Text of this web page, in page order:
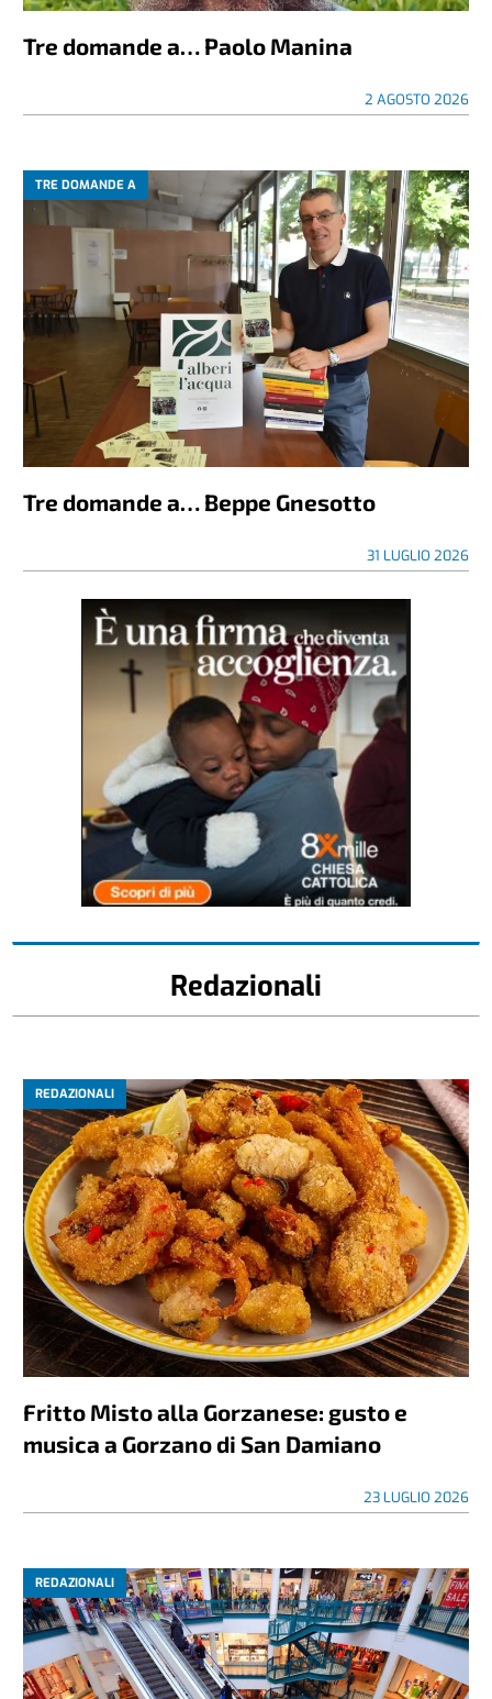
Tre domande a… Paolo Manina
2 AGOSTO 2026
TRE DOMANDE A
Tre domande a… Beppe Gnesotto
31 LUGLIO 2026
Redazionali
REDAZIONALI
Fritto Misto alla Gorzanese: gusto e
musica a Gorzano di San Damiano
23 LUGLIO 2026
REDAZIONALI